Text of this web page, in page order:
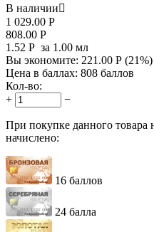
В наличии
1 029.00 Р
808.00 Р
1.52 Р за 1.00 мл
Вы экономите: 221.00 Р (21%)
Цена в баллах: 808 баллов
Кол-во:
+
−
При покупке данного товара
начислено:
16 баллов
24 балла